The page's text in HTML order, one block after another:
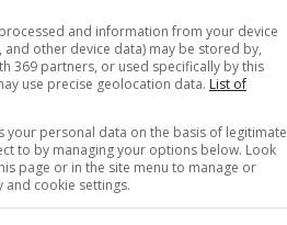
me Pau Cubarsi,
e kaluar.
e pashë atë duke stërvitur
Gundogan.
2" caption="None"
assets.rbl.
and information from your device
other device data) may be stored by,
369 partners, or used specifically by this
use precise geolocation data. List of
your personal data on the basis of legitimate
to by managing your options below. Look
page or in the site menu to manage or
and cookie settings.